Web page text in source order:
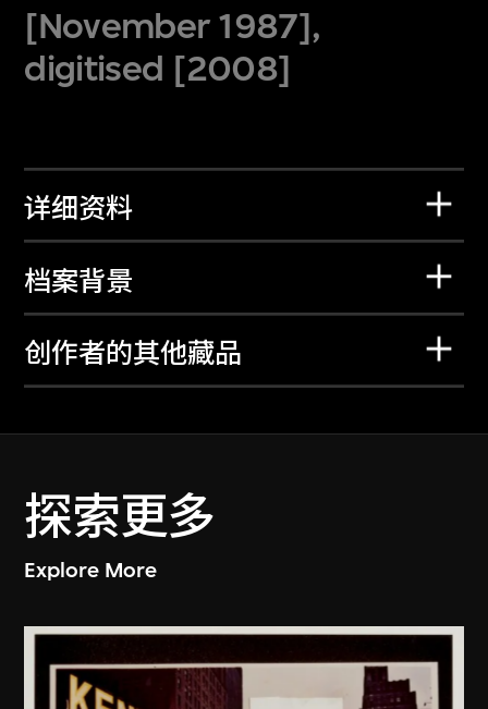
[November 1987],
digitised [2008]
详细资料
档案背景
创作者的其他藏品
探索更多
Explore More